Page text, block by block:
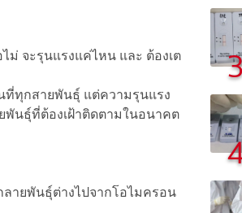
ไม่ จะรุนแรงแค่ไหน และ ต้องเต
ที่ทุกสายพันธุ์ แต่ความรุนแรง
พันธุ์ที่ต้องเฝ้าติดตามในอนาคต
ลายพันธุ์ต่างไปจากโอไมครอน